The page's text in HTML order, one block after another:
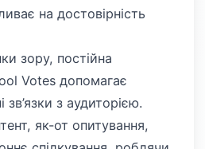
на достовірність
зору, постійна
Votes допомагає
зв’язки з аудиторією.
як-от опитування,